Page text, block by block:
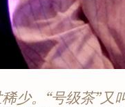
少。“号级茶”又